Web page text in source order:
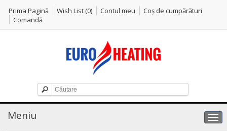
Prima Pagină Wish List (0) Contul meu
Coş de cumpărături
Comandă
Meniu